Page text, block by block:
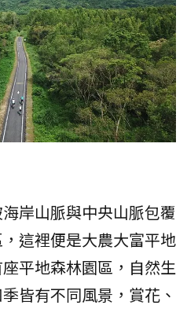
岸山脈與中央山脈包覆
這裡便是大農大富平地
平地森林園區，自然生
皆有不同風景，賞花、